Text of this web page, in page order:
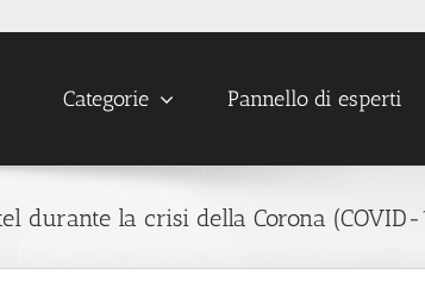
Categorie Pannello di esperti
durante la crisi della Corona (COVID-